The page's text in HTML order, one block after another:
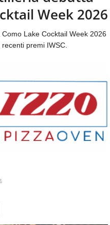
Week 2026
Lake Cocktail Week 2026
premi IWSC.